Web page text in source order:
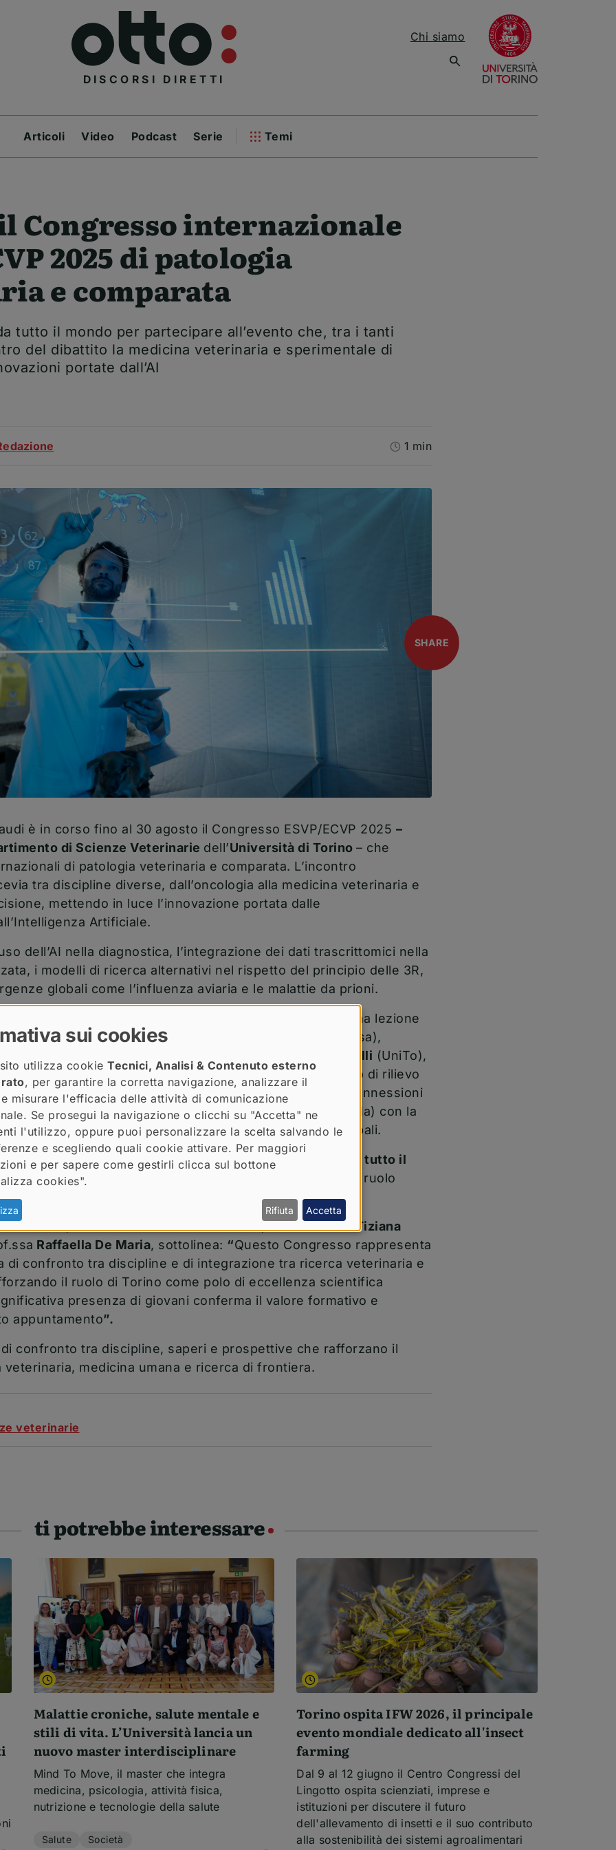
DISCORSI DIRETTI
Chi siamo
Articoli Video Podcast Serie Temi
Congresso internazionale
2025 di patologia
e comparata
tutto il mondo per partecipare all’evento che, tra i tanti
del dibattito la medicina veterinaria e sperimentale di
portate dall’AI
1 min
open
SHARE
è in corso fino al 30 agosto il Congresso ESVP/ECVP 2025 –
di Scienze Veterinarie dell’Università di Torino – che
di patologia veterinaria e comparata. L’incontro
tra discipline diverse, dall’oncologia alla medicina veterinaria e
mettendo in luce l’innovazione portata dalle
Artificiale.
dell’AI nella diagnostica, l’integrazione dei dati trascrittomici nella
i modelli di ricerca alternativi nel rispetto del principio delle 3R,
globali come l’influenza aviaria e le malattie da prioni.
di spicco:
(Arizona, Usa) con una lezione
genomica all’oncologia;Nicola Mason
(Pennsylvania, Usa),
del cane come modello per l’uomo;
Alberto Bardelli (UniTo),
terapie innovative per il carcinoma colorettale. Momento di rilievo
Cattaneo(Università di Milano), che esplorerà le connessioni
forensi. A concludere,Ilaria Capua(University of Florida) con la
Healthcome chiave per affrontare le prossime sfide globali.
ampia e vivace, conoltre 400 iscritti provenienti da tutto il
giovani dottorandi e ricercatori
, a testimonianza del ruolo
di networking di questo appuntamento.
, costituito dal Prof.Luca Aresu, dalla Prof.ssaTiziana
Raffaella De Maria, sottolinea: “Questo Congresso rappresenta
di confronto tra discipline e di integrazione tra ricerca veterinaria e
il ruolo di Torino come polo di eccellenza scientifica
presenza di giovani conferma il valore formativo e
appuntamento”.
di confronto tra discipline, saperi e prospettive che rafforzano il
veterinaria, medicina umana e ricerca di frontiera.
veterinarie
ti potrebbe interessare
Malattie croniche, salute mentale e
stili di vita. L’Università lancia un
nuovo master interdisciplinare
Mind To Move, il master che integra
medicina, psicologia, attività fisica,
nutrizione e tecnologie della salute
Salute Società
Torino ospita IFW 2026, il principale
evento mondiale dedicato all'insect
farming
Dal 9 al 12 giugno il Centro Congressi del
Lingotto ospita scienziati, imprese e
istituzioni per discutere il futuro
dell'allevamento di insetti e il suo contributo
alla sostenibilità dei sistemi agroalimentari
sui cookies
utilizza cookie Tecnici, Analisi & Contenuto esterno
, per garantire la corretta navigazione, analizzare il
misurare l'efficacia delle attività di comunicazione
Se prosegui la navigazione o clicchi su "Accetta" ne
l'utilizzo, oppure puoi personalizzare la scelta salvando le
e scegliendo quali cookie attivare. Per maggiori
e per sapere come gestirli clicca sul bottone
cookies".
Rifiuta Accetta